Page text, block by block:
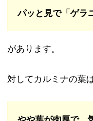
パッと見で「ゲラ
があります。
対してカルミナの葉